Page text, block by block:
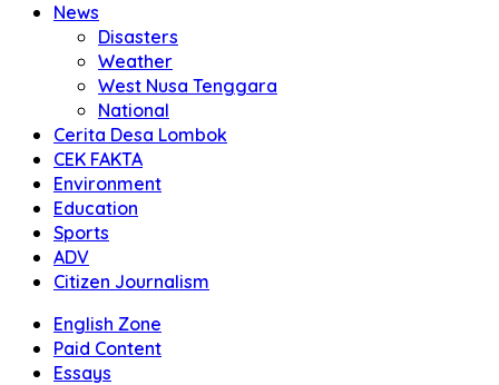
News
Disasters
Weather
West Nusa Tenggara
National
Cerita Desa Lombok
CEK FAKTA
Environment
Education
Sports
ADV
Citizen Journalism
English Zone
Paid Content
Essays